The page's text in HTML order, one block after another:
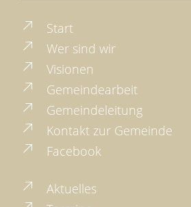
Start
Wer sind wir
Visionen
Gemeindearbeit
Gemeindeleitung
Kontakt zur Gemeinde
Facebook
Aktuelles